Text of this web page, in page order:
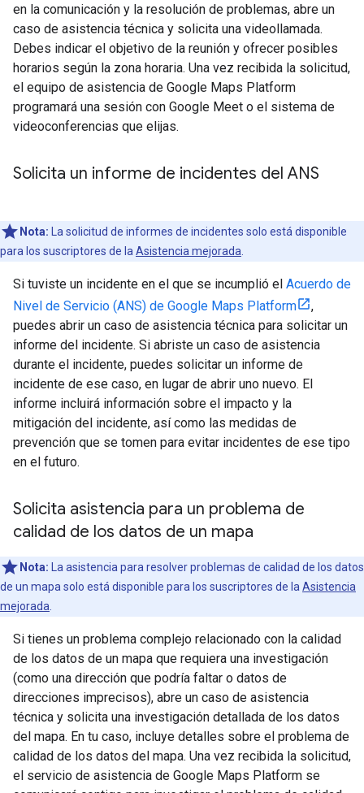
en la comunicación y la resolución de problemas, abre un
caso de asistencia técnica y solicita una videollamada.
Debes indicar el objetivo de la reunión y ofrecer posibles
horarios según la zona horaria. Una vez recibida la solicitud,
el equipo de asistencia de Google Maps Platform
programará una sesión con Google Meet o el sistema de
videoconferencias que elijas.
Solicita un informe de incidentes del ANS
Nota: La solicitud de informes de incidentes solo está disponible
para los suscriptores de la Asistencia mejorada
Si tuviste un incidente en el que se incumplió el Acuerdo de
Nivel de Servicio (ANS) de Google Maps Platform
,
puedes abrir un caso de asistencia técnica para solicitar un
informe del incidente. Si abriste un caso de asistencia
durante el incidente, puedes solicitar un informe de
incidente de ese caso, en lugar de abrir uno nuevo. El
informe incluirá información sobre el impacto y la
mitigación del incidente, así como las medidas de
prevención que se tomen para evitar incidentes de ese tipo
en el futuro.
Solicita asistencia para un problema de
calidad de los datos de un mapa
Nota: La asistencia para resolver problemas de calidad de los datos
de un mapa solo está disponible para los suscriptores de la Asistencia
mejorada
Si tienes un problema complejo relacionado con la calidad
de los datos de un mapa que requiera una investigación
(como una dirección que podría faltar o datos de
direcciones imprecisos), abre un caso de asistencia
técnica y solicita una investigación detallada de los datos
del mapa. En tu caso, incluye detalles sobre el problema de
calidad de los datos del mapa. Una vez recibida la solicitud,
el servicio de asistencia de Google Maps Platform se